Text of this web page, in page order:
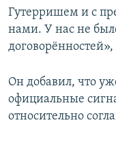
Гутерришем и с
нами. У нас не
Он добавил, что
официальные
относительно